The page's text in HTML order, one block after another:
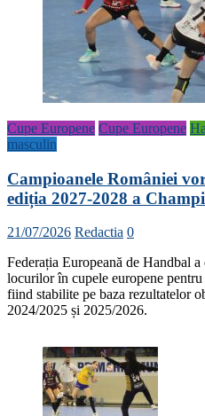
Cupe Europene Cupe Europene
masculin
Campioanele României
ediția 2027-2028 a
21/07/2026 Redactia 0
Federația Europeană de Handbal
locurilor în cupele europene
fiind stabilite pe baza rezultatelor
2024/2025 și 2025/2026.